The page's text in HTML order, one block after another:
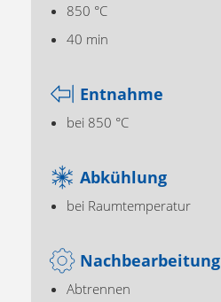
850 °C
40 min
Entnahme
bei 850 °C
Abkühlung
bei Raumtemperatur
Nachbearbeitung
Abtrennen